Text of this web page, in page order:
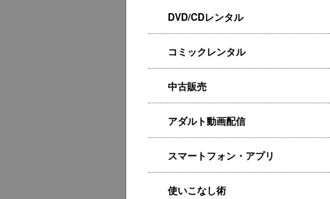
DVD/CDレンタル
コミックレンタル
中古販売
アダルト動画配信
スマートフォン・アプリ
使いこなし術